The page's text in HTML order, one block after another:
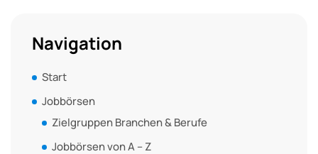
Navigation
Start
Jobbörsen
Zielgruppen Branchen & Berufe
Jobbörsen von A – Z